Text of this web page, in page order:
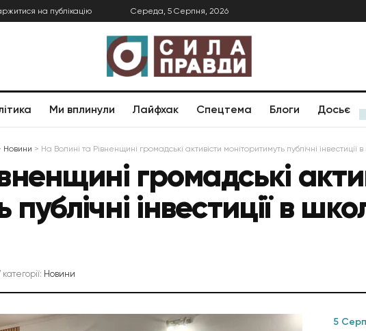
на публікацію Середа, 5 Серпня, 2026
Ми вплинули Лайфхак Спецтема Блоги Досьє
Новини > На Волині та Рівненщині громадські активісти моніторитимуть публічні інвестиції
громадські
інвестиції в
категорії: Новини
5